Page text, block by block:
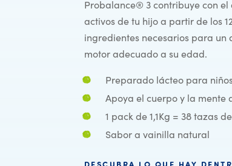
Probalance® 3 contribuye con el
activos de tu hijo a partir de los
ingredientes necesarios para un
motor adecuado a su edad.
Preparado lácteo para
Apoya el cuerpo y la mente
1 pack de 1,1Kg = 38 tazas
Sabor a vainilla natural